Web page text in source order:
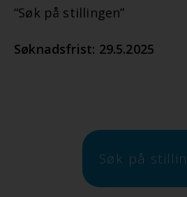
“Søk på stillingen”
Søknadsfrist: 29.5.2025
Søk på